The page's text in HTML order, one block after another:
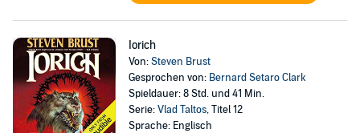
Iorich
Von:Steven Brust
Gesprochen von: Bernard Setaro Clark
Spieldauer: 8 Std. und 41 Min.
Serie:Vlad Taltos, Titel 12
Sprache: Englisch